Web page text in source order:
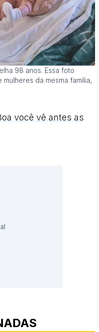
98 anos. Essa foto
da mesma família,
você vê antes as